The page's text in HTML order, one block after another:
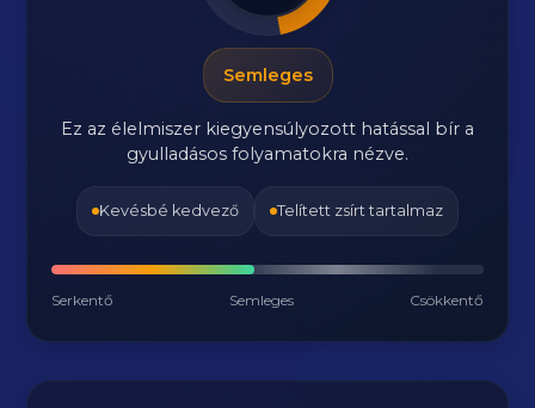
Semleges
Ez az élelmiszer kiegyensúlyozott hatással bír a
gyulladásos folyamatokra nézve.
Kevésbé kedvező Telített zsírt tartalmaz
Serkentő Semleges Csökkentő